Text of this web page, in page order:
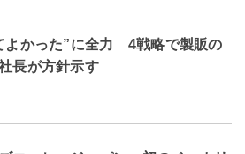
よかった”に全力 4戦略で製販の
長が方針示す